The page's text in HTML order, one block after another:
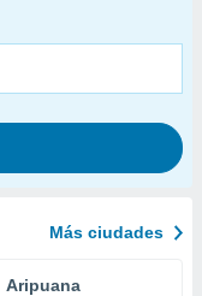
Más ciudades
Aripuana